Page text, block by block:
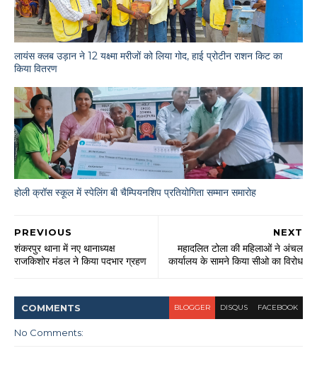
लायंस क्लब उड़ान ने 12 यक्ष्मा मरीजों को लिया गोद, हाई प्रोटीन राशन किट का
किया वितरण
होली क्रॉस स्कूल में स्पेलिंग बी चैम्पियनशिप प्रतियोगिता सम्मान समारोह
NEXT
महादलित टोला की महिलाओं ने अंचल
कार्यालय के सामने किया सीओ का विरोध
PREVIOUS
शंकरपुर थाना में नए थानाध्यक्ष
राजकिशोर मंडल ने किया पदभार ग्रहण
COMMENTS BLOGGER DISQUS FACEBOOK
No Comments: